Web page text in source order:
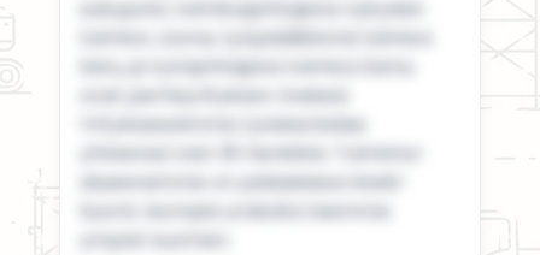
sukupolvi, toimitusjohtajana nykyään
toimiva Joona, työpäälikkönä toimiva
Eetu, ja työnjohtajana toimiva Samu
ovat perheyrityksen riveissä.
Yrityksessämme työskentelee
yhteensä noin 35 henkilöä. Toiminta-
alueenamme on pääasiassa Keski-
Suomi. Isompia urakoita teemme
ympäri suomen.